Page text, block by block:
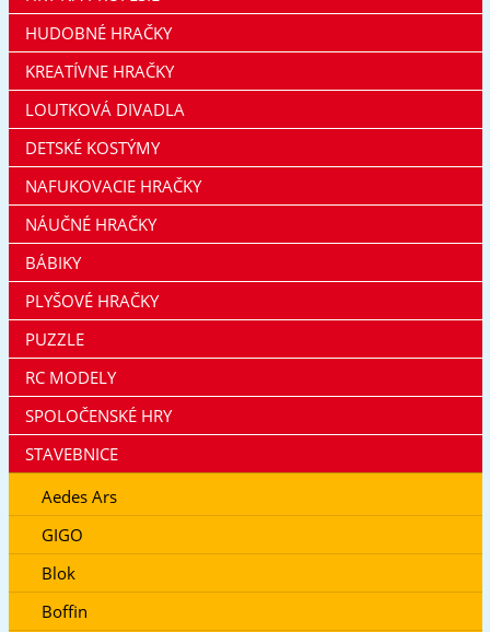
HUDOBNÉ HRAČKY
KREATÍVNE HRAČKY
LOUTKOVÁ DIVADLA
DETSKÉ KOSTÝMY
NAFUKOVACIE HRAČKY
NÁUČNÉ HRAČKY
BÁBIKY
PLYŠOVÉ HRAČKY
PUZZLE
RC MODELY
SPOLOČENSKÉ HRY
STAVEBNICE
Aedes Ars
GIGO
Blok
Boffin